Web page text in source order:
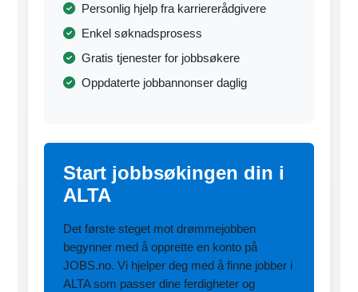
Personlig hjelp fra karriererådgivere
Enkel søknadsprosess
Gratis tjenester for jobbsøkere
Oppdaterte jobbannonser daglig
Start jobbsøkingen din i
ALTA
Det første steget mot drømmejobben
begynner med å opprette en konto på
JOBS.no. Vi hjelper deg med å finne jobber i
ALTA som passer dine ferdigheter og